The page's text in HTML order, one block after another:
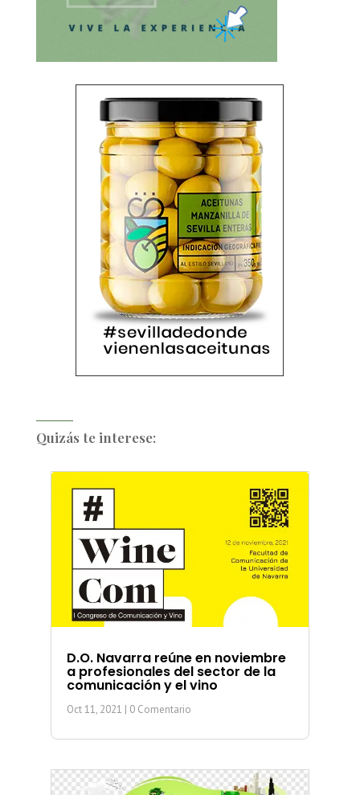
Quizás te interese:
D.O. Navarra reúne en noviembre
a profesionales del sector de la
comunicación y el vino
Oct 11, 2021 | 0 Comentario